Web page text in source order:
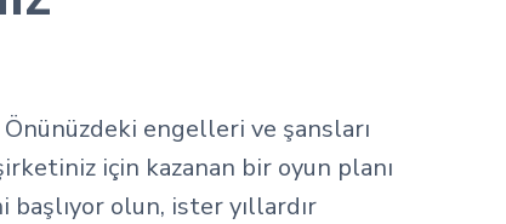
engelleri ve şansları
için kazanan bir oyun planı
olun, ister yıllardır